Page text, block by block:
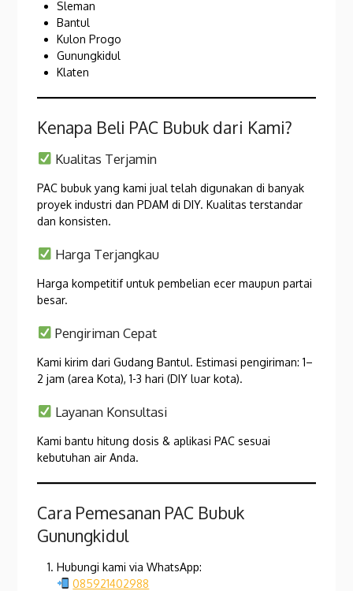
Sleman
Bantul
Kulon Progo
Gunungkidul
Klaten
Kenapa Beli PAC Bubuk dari Kami?
Kualitas Terjamin
PAC bubuk yang kami jual telah digunakan di banyak
proyek industri dan PDAM di DIY. Kualitas terstandar
dan konsisten.
Harga Terjangkau
Harga kompetitif untuk pembelian ecer maupun partai
besar.
Pengiriman Cepat
Kami kirim dari Gudang Bantul. Estimasi pengiriman: 1–
2 jam (area Kota), 1-3 hari (DIY luar kota).
Layanan Konsultasi
Kami bantu hitung dosis & aplikasi PAC sesuai
kebutuhan air Anda.
Cara Pemesanan PAC Bubuk
Gunungkidul
Hubungi kami via WhatsApp:
085921402988